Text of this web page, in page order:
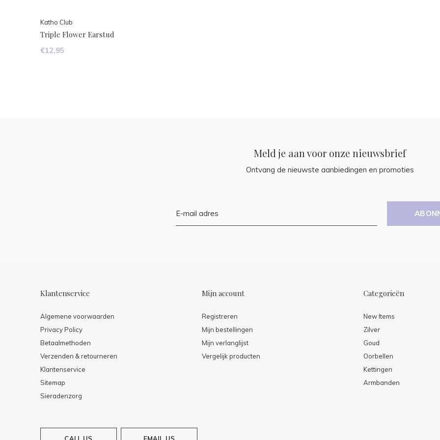
Katho Club
Triple Flower Earstud
€12,95
Meld je aan voor onze nieuwsbrief
Ontvang de nieuwste aanbiedingen en promoties
Klantenservice
Algemene voorwaarden
Privacy Policy
Betaalmethoden
Verzenden & retourneren
Klantenservice
Sitemap
Sieradenzorg
Mijn account
Registreren
Mijn bestellingen
Mijn verlanglijst
Vergelijk producten
Categorieën
New Items
Zilver
Goud
Oorbellen
Kettingen
Armbanden